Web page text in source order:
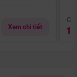
Xem chi tiết